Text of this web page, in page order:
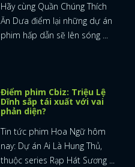
Hãy cùng Quần Chúng Thích
Ăn Dưa điểm lại những dự án
phim hấp dẫn sẽ lên sóng ...
Điểm phim Cbiz: Triệu Lệ
Dĩnh sắp tái xuất với vai
phản diện?
Tin tức phim Hoa Ngữ hôm
nay: Dự án Ai Là Hung Thủ,
thuộc series Rạp Hát Sương ...